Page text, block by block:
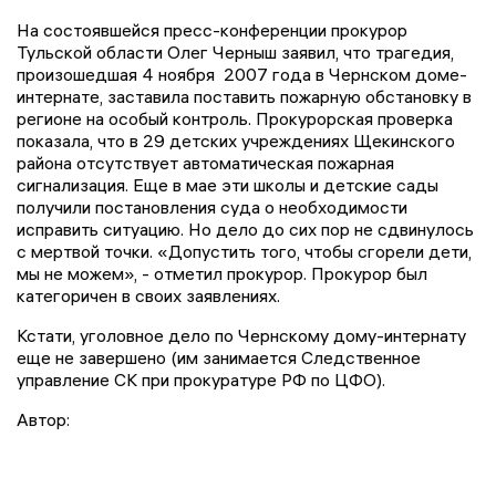
На состоявшейся пресс-конференции прокурор
Тульской области Олег Черныш заявил, что трагедия,
произошедшая 4 ноября 2007 года в Чернском доме-
интернате, заставила поставить пожарную обстановку в
регионе на особый контроль. Прокурорская проверка
показала, что в 29 детских учреждениях Щекинского
района отсутствует автоматическая пожарная
сигнализация. Еще в мае эти школы и детские сады
получили постановления суда о необходимости
исправить ситуацию. Но дело до сих пор не сдвинулось
с мертвой точки. «Допустить того, чтобы сгорели дети,
мы не можем», - отметил прокурор. Прокурор был
категоричен в своих заявлениях.
Кстати, уголовное дело по Чернскому дому-интернату
еще не завершено (им занимается Следственное
управление СК при прокуратуре РФ по ЦФО).
Автор: